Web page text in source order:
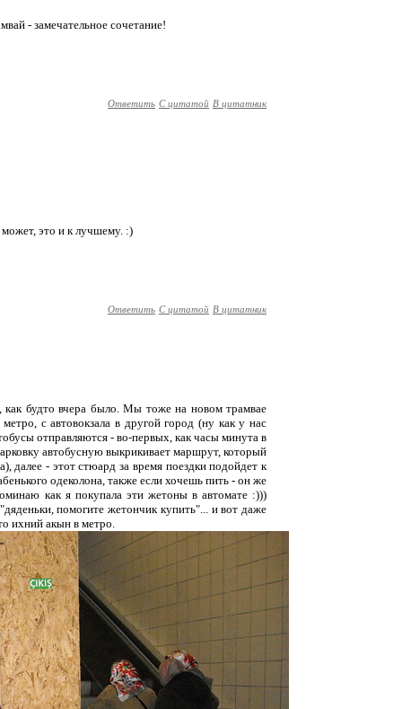
- замечательное сочетание!
Ответить С цитатой В цитатник
может, это и к лучшему. :)
Ответить С цитатой В цитатник
как будто вчера было. Мы тоже на новом трамвае
с автовокзала в другой город (ну как у нас
отправляются - во-первых, как часы минута в
автобусную выкрикивает маршрут, который
далее - этот стюард за время поездки подойдет к
одеколона, также если хочешь пить - он же
как я покупала эти жетоны в автомате :)))
помогите жетончик купить"... и вот даже
ихний акын в метро.